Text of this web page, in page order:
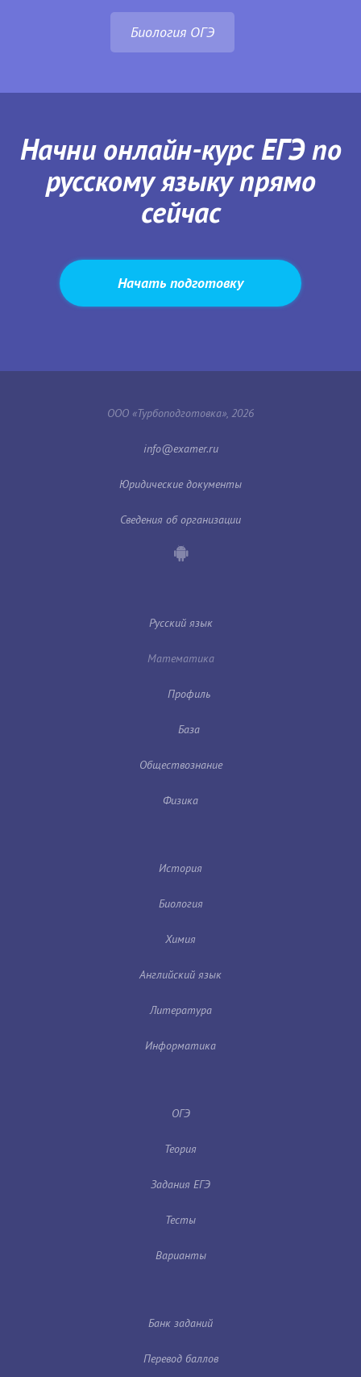
Биология ОГЭ
Начни онлайн-курс ЕГЭ по
русскому языку прямо
сейчас
Начать подготовку
ООО «Турбоподготовка», 2026
Юридические документы
Сведения об организации
Русский язык
Математика
Профиль
База
Обществознание
Физика
История
Биология
Химия
Английский язык
Литература
Информатика
ОГЭ
Теория
Задания ЕГЭ
Тесты
Варианты
Банк заданий
Перевод баллов